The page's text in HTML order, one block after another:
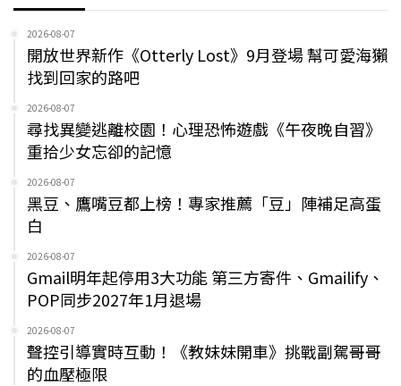
2026-08-07
開放世界新作《Otterly Lost》9月登場 幫可愛海獺
找到回家的路吧
2026-08-07
尋找異變逃離校園！心理恐怖遊戲《午夜晚自習》
重拾少女忘卻的記憶
2026-08-07
黑豆、鷹嘴豆都上榜！專家推薦「豆」陣補足高蛋
白
2026-08-07
Gmail明年起停用3大功能 第三方寄件、Gmailify、
POP同步2027年1月退場
2026-08-07
聲控引導實時互動！《教妹妹開車》挑戰副駕哥哥
的血壓極限